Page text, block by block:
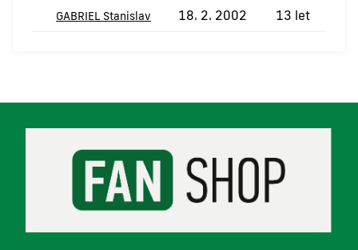
GABRIEL Stanislav 18. 2. 2002 13 let